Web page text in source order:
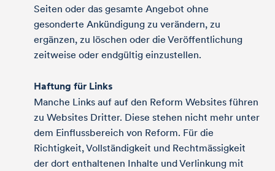
Seiten oder das gesamte Angebot ohne
gesonderte Ankündigung zu verändern, zu
ergänzen, zu löschen oder die Veröffentlichung
zeitweise oder endgültig einzustellen.
Haftung für Links
Manche Links auf auf den Reform Websites führen
zu Websites Dritter. Diese stehen nicht mehr unter
dem Einflussbereich von Reform. Für die
Richtigkeit, Vollständigkeit und Rechtmässigkeit
der dort enthaltenen Inhalte und Verlinkung mit